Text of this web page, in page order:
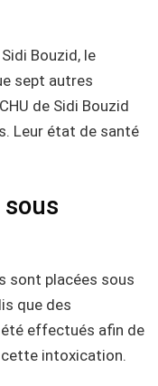
Bouzid, le
sept autres
de Sidi Bouzid
Leur état de santé
sont placées sous
que des
effectués afin de
intoxication.